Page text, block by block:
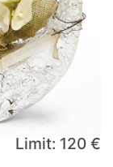
Limit: 120 €